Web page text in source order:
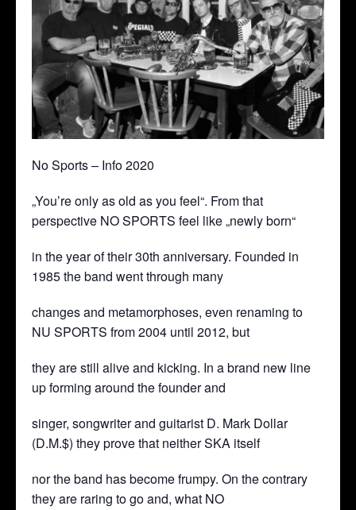
No Sports – Info 2020
„You’re only as old as you feel“. From that
perspective NO SPORTS feel like „newly born“
in the year of their 30th anniversary. Founded in
1985 the band went through many
changes and metamorphoses, even renaming to
NU SPORTS from 2004 until 2012, but
they are still alive and kicking. In a brand new line
up forming around the founder and
singer, songwriter and guitarist D. Mark Dollar
(D.M.$) they prove that neither SKA itself
nor the band has become frumpy. On the contrary
they are raring to go and, what NO